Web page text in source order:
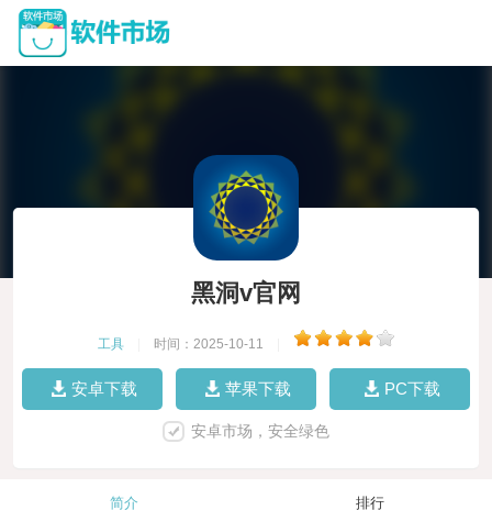
黑洞v官网
工具 时间：2025-10-11
安卓下载 苹果下载 PC下载
安卓市场，安全绿色
简介 排行